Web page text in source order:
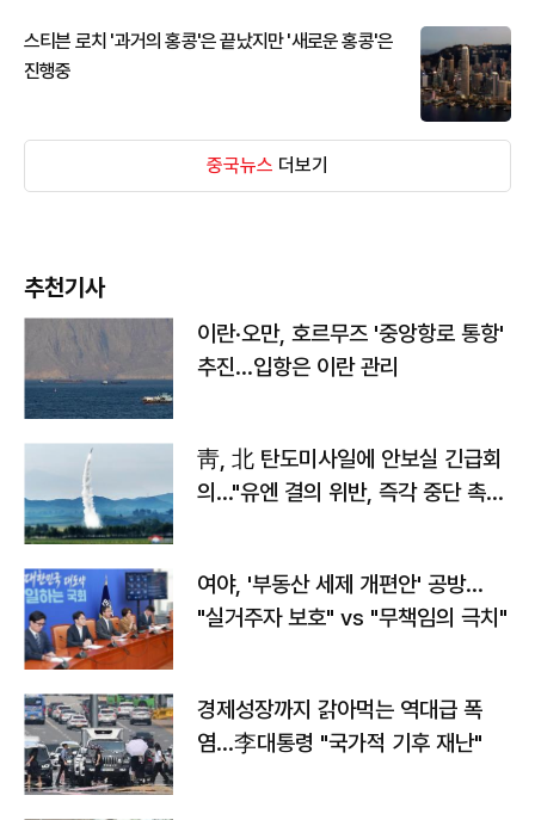
스티븐 로치 '과거의 홍콩'은 끝났지만 '새로운 홍콩'은
진행중
중국뉴스 더보기
추천기사
이란·오만, 호르무즈 '중앙항로 통항'
추진…입항은 이란 관리
靑, 北 탄도미사일에 안보실 긴급회
의…"유엔 결의 위반, 즉각 중단 촉
여야, '부동산 세제 개편안' 공방…
"실거주자 보호" vs "무책임의 극치"
경제성장까지 갉아먹는 역대급 폭
염…李대통령 "국가적 기후 재난"